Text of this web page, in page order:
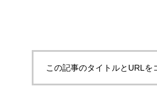
この記事のタイトルとURLを